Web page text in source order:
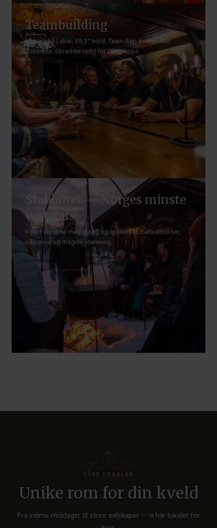
Teambuilding
Ulympiske Leker, 59,3° nord, Team-Rep-øvelse eller
Robinson. Skreddersydd for din gruppe.
Stabburet — Norges minste
vertshus
Intimt vorspiel med gløgg og spekemat. Fakkelbokser,
bålpanne og magisk stemning.
VÅRE LOKALER
Unike rom for din kveld
Fra intime middager til store selskaper — vi har lokalet for